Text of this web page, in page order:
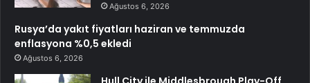
Ağustos 6, 2026
Rusya’da yakıt fiyatları haziran ve temmuzda
enflasyona %0,5 ekledi
Ağustos 6, 2026